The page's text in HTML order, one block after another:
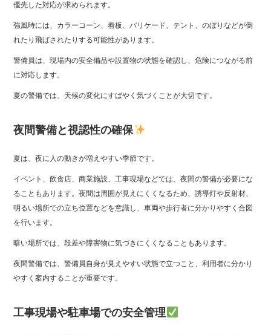
優先した対応が求められます。
強風時には、カラーコーン、看板、バリケード、テント、のぼりなどが倒
れたり飛ばされたりする可能性があります。
警備員は、現場内の安全備品や設置物の状態を確認し、危険につながる前
に対応します。
夏の警備では、天候の変化にすばやく気づくことが大切です。
夜間警備と視認性の確保
夏は、夜に人の動きが増えやすい季節です。
イベント、飲食店、商業施設、工事現場などでは、夜間の警備が必要にな
ることもあります。夜間は周囲が見えにくくなるため、誘導灯や反射材、
明るい場所での立ち位置などを意識し、車両や歩行者に分かりやすく合図
を行います。
暗い場所では、段差や障害物に気づきにくくなることもあります。
夜間警備では、警備員自身が見えやすい状態で立つこと、利用者に分かり
やすく案内することが重要です。
工事現場や駐車場での安全管理